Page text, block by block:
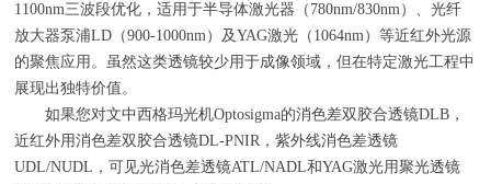
1100nm三波段优化，适用于半导体激光器（780nm/830nm）、光纤
放大器泵浦LD（900-1000nm）及YAG激光（1064nm）等近红外光源
的聚焦应用。虽然这类透镜较少用于成像领域，但在特定激光工程中
展现出独特价值。
如果您对文中西格玛光机Optosigma的消色差双胶合透镜DLB，
近红外用消色差双胶合透镜DL-PNIR，紫外线消色差透镜
UDL/NUDL，可见光消色差透镜ATL/NADL和YAG激光用聚光透镜